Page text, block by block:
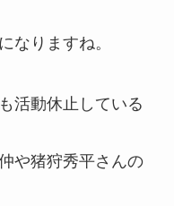
なりますね。
活動休止している
や猪狩秀平さんの